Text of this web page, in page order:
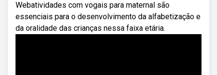
Webatividades com vogais para maternal são
essenciais para o desenvolvimento da alfabetização e
da oralidade das crianças nessa faixa etária.